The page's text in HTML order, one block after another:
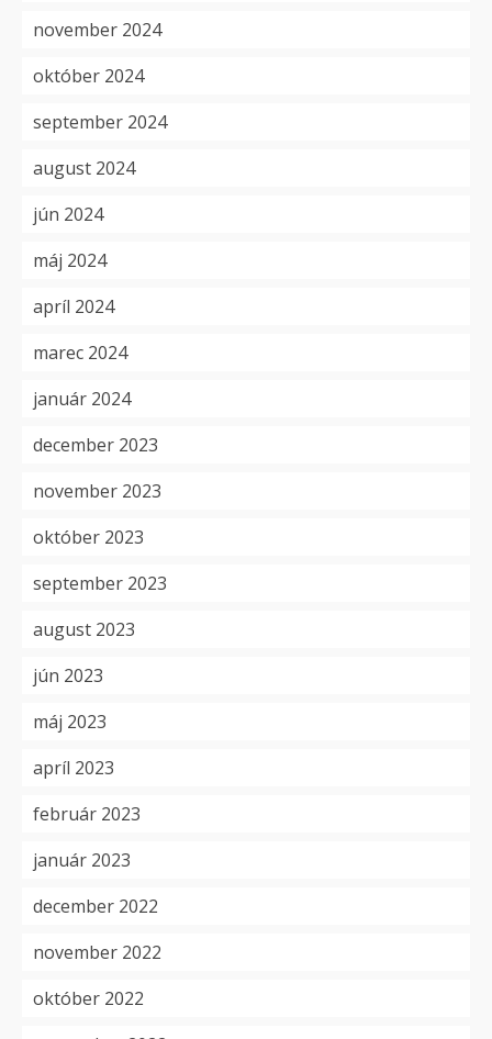
november 2024
október 2024
september 2024
august 2024
jún 2024
máj 2024
apríl 2024
marec 2024
január 2024
december 2023
november 2023
október 2023
september 2023
august 2023
jún 2023
máj 2023
apríl 2023
február 2023
január 2023
december 2022
november 2022
október 2022